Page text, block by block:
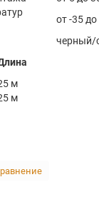
от -35 до
черный/
м
м